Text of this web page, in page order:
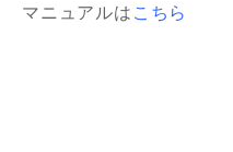
マニュアルは こちら